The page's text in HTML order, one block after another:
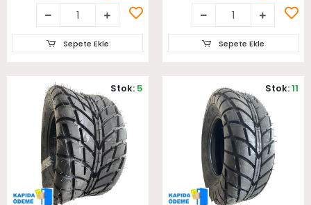
Sepete Ekle Sepete Ekle
Stok: 5 Stok:11